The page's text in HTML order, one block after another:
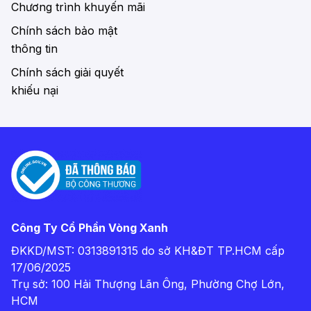
Xe đạp gấp siêu nhẹ tạo sự thuận tiện trong việc
Không phải ngẫu nhiên mà xe đạp gấp lại được
nhiều người yêu thích đến như vậy. Với những
gấp gọn, khi sở hữu chiếc xe đạp gấp bạn sẽ
nhận được vô vàn lợi ích. Cụ thể:
• Tiết kiệm không gian:
lợi nên xe đạp gấp không chiếm quá nhiều không
gian, ngược lại giúp người dùng tiết kiệm diện tích
Chương trình khuyến mãi
Chính sách bảo mật
thông tin
Chính sách giải quyết
khiếu nại
Công Ty Cổ Phần Vòng Xanh
ĐKKD/MST: 0313891315 do sở KH&ĐT TP.HCM cấp
17/06/2025
Trụ sở: 100 Hải Thượng Lãn Ông, Phường Chợ Lớn,
HCM